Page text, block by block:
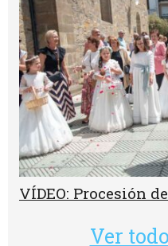
VÍDEO: Procesión
Ver